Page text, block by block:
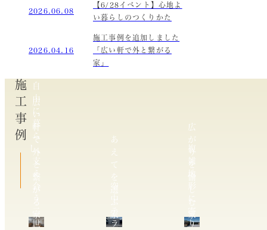
2026.06.08
【6/28イベント】心地よ
い暮らしのつくりかた
2026.04.16
施工事例を追加しました
「広い軒で外と繋がる
家」
施工事例
広
い
軒
で
外
と
繋
が
る
あ
え
て
を
選
広
が
り
を
愉
し
自
由
に
暮
ら
し、
支
え
合
う
世
空
ラ
複
雑
地
形
り